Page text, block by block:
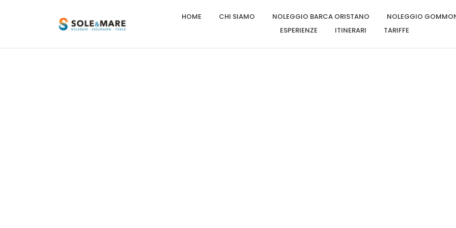
HOME CHI SIAMO NOLEGGIO BARCA ORISTANO
NOLEGGIO
ESPERIENZE
ITINERARI TARIFFE